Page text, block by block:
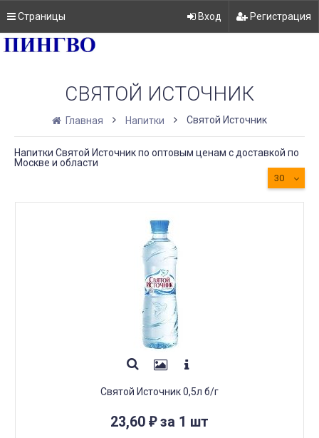
Страницы Вход Регистрация
СВЯТОЙ ИСТОЧНИК
Главная Напитки Святой Источник
Напитки Святой Источник по оптовым ценам с доставкой по
Москве и области
30
Святой Источник 0,5л б/г
23,60 ₽за 1 шт